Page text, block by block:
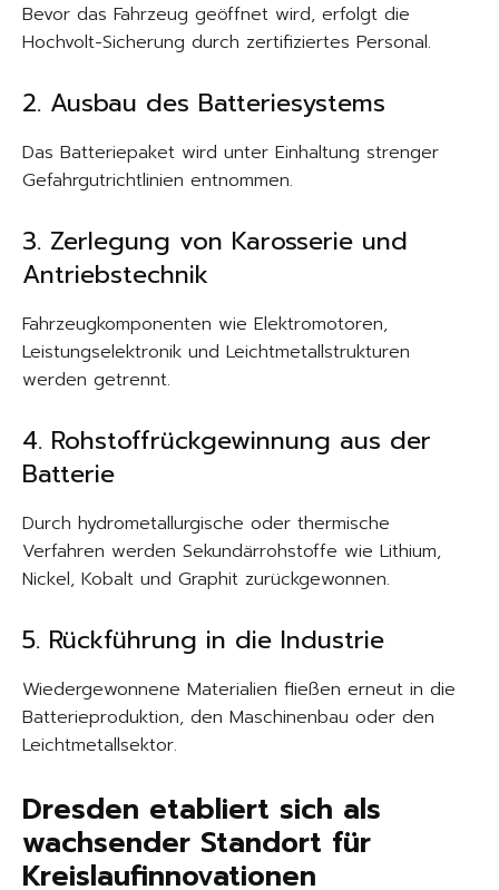
Bevor das Fahrzeug geöffnet wird, erfolgt die
Hochvolt-Sicherung durch zertifiziertes Personal.
2. Ausbau des Batteriesystems
Das Batteriepaket wird unter Einhaltung strenger
Gefahrgutrichtlinien entnommen.
3. Zerlegung von Karosserie und
Antriebstechnik
Fahrzeugkomponenten wie Elektromotoren,
Leistungselektronik und Leichtmetallstrukturen
werden getrennt.
4. Rohstoffrückgewinnung aus der
Batterie
Durch hydrometallurgische oder thermische
Verfahren werden Sekundärrohstoffe wie Lithium,
Nickel, Kobalt und Graphit zurückgewonnen.
5. Rückführung in die Industrie
Wiedergewonnene Materialien fließen erneut in die
Batterieproduktion, den Maschinenbau oder den
Leichtmetallsektor.
Dresden etabliert sich als
wachsender Standort für
Kreislaufinnovationen